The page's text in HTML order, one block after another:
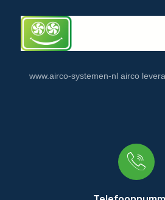
www.airco-systemen-nl airco